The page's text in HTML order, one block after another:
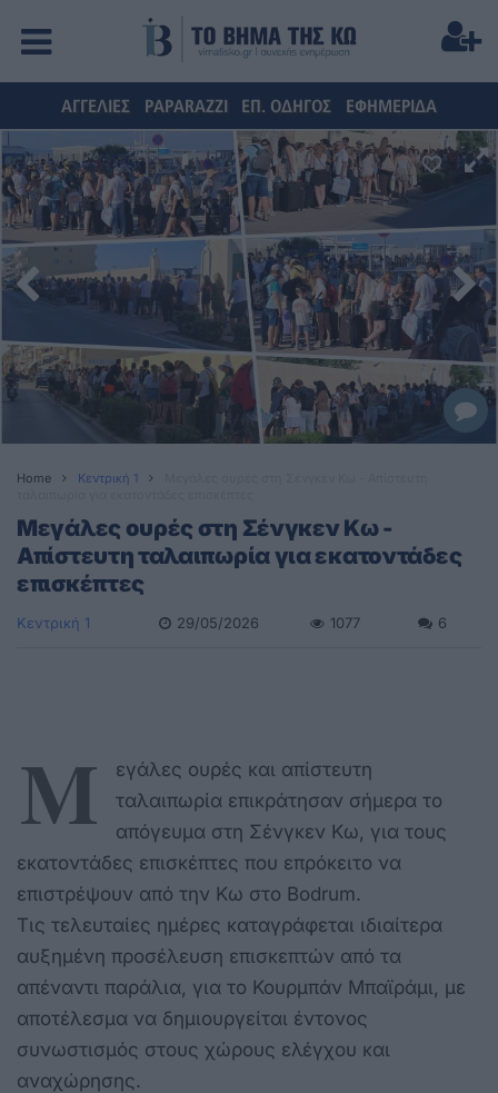
ΑΓΓΕΛΙΕΣ PAPARAZZI ΕΠ. ΟΔΗΓΟΣ ΕΦΗΜΕΡΙΔΑ
Home Κεντρική 1
Μεγάλες ουρές στη Σένγκεν Κω -
Απίστευτη ταλαιπωρία για εκατοντάδες
επισκέπτες
Κεντρική 1 29/05/2026 1077 6
Μ
εγάλες ουρές και απίστευτη
ταλαιπωρία επικράτησαν σήμερα το
απόγευμα στη Σένγκεν Κω, για τους
εκατοντάδες επισκέπτες που επρόκειτο να
επιστρέψουν από την Κω στο Bodrum.
Τις τελευταίες ημέρες καταγράφεται ιδιαίτερα
αυξημένη προσέλευση επισκεπτών από τα
απέναντι παράλια, για το Κουρμπάν Μπαϊράμι, με
αποτέλεσμα να δημιουργείται έντονος
συνωστισμός στους χώρους ελέγχου και
αναχώρησης.